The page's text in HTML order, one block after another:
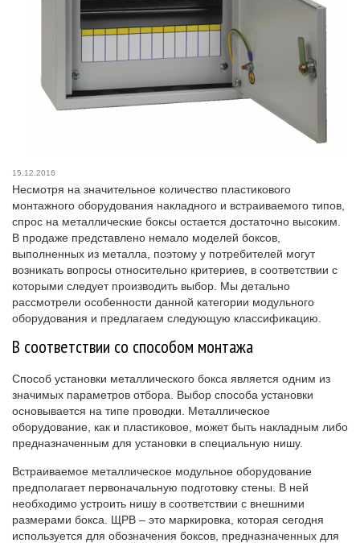
15.12.2016
Несмотря на значительное количество пластикового
монтажного оборудования накладного и встраиваемого типов,
спрос на металлические боксы остается достаточно высоким.
В продаже представлено немало моделей боксов,
выполненных из металла, поэтому у потребителей могут
возникать вопросы относительно критериев, в соответствии с
которыми следует производить выбор. Мы детально
рассмотрели особенности данной категории модульного
оборудования и предлагаем следующую классификацию.
В соответствии со способом монтажа
Способ установки металлического бокса является одним из
значимых параметров отбора. Выбор способа установки
основывается на типе проводки. Металлическое
оборудование, как и пластиковое, может быть накладным либо
предназначенным для установки в специальную нишу.
Встраиваемое металлическое модульное оборудование
предполагает первоначальную подготовку стены. В ней
необходимо устроить нишу в соответствии с внешними
размерами бокса. ЩРВ – это маркировка, которая сегодня
используется для обозначения боксов, предназначенных для